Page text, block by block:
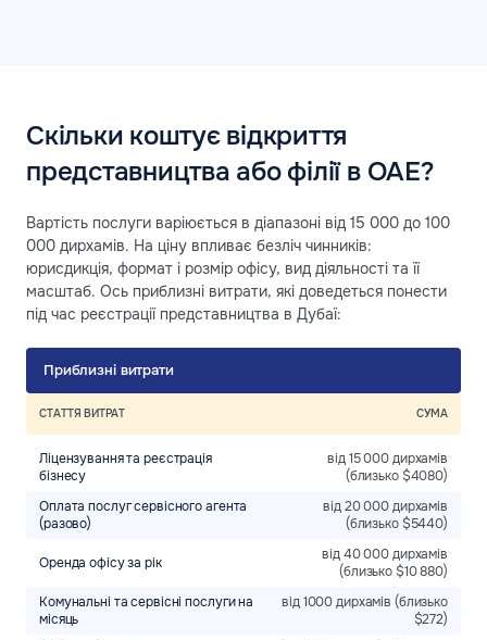
Скільки коштує відкриття
представництва або філії в ОАЕ?
Вартість послуги варіюється в діапазоні від 15 000 до 100
000 дирхамів. На ціну впливає безліч чинників:
юрисдикція, формат і розмір офісу, вид діяльності та її
масштаб. Ось приблизні витрати, які доведеться понести
під час реєстрації представництва в Дубаї:
Приблизні витрати
СТАТТЯ ВИТРАТ СУМА
Ліцензування та реєстрація
бізнесу
від 15 000 дирхамів
(близько $4080)
Оплата послуг сервісного агента
(разово)
від 20 000 дирхамів
(близько $5440)
Оренда офісу за рік
від 40 000 дирхамів
(близько $10 880)
Комунальні та сервісні послуги на
місяць
від 1000 дирхамів (близько
$272)